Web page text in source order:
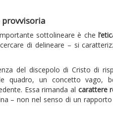
provvisoria
sottolineare è che
di delineare – si
del discepolo di Cristo di
un concetto vago,
Essa rimanda al carattere
– non nel senso di un